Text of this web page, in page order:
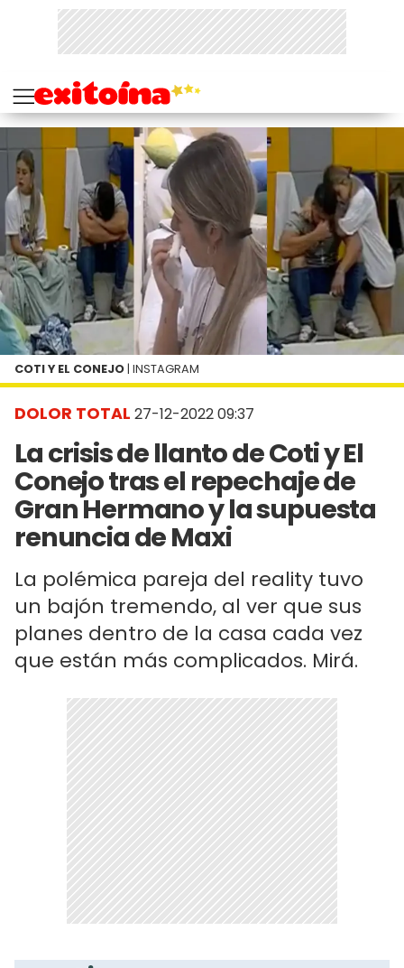
DOLOR TOTAL 27-12-2022 09:37
La crisis de llanto de Coti y El
Conejo tras el repechaje de
Gran Hermano y la supuesta
renuncia de Maxi
La polémica pareja del reality tuvo
un bajón tremendo, al ver que sus
planes dentro de la casa cada vez
que están más complicados. Mirá.
COTI Y EL CONEJO | INSTAGRAM